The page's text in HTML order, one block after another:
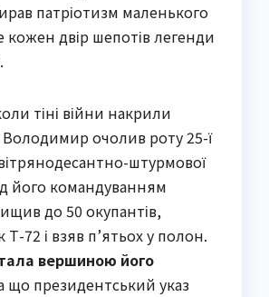
патріотизм маленького
кожен двір шепотів легенди
тіні війни накрили
очолив роту 25-ї
штурмової
його командуванням
до 50 окупантів,
Т-72 і взяв п’ятьох у полон.
вершиною його
що президентський указ